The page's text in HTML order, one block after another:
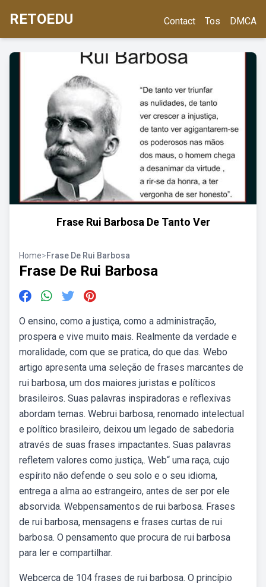
RETOEDU Contact Tos DMCA
Frase Rui Barbosa De Tanto Ver
Home>Frase De Rui Barbosa
Frase De Rui Barbosa
O ensino, como a justiça, como a administração,
prospera e vive muito mais. Realmente da verdade e
moralidade, com que se pratica, do que das. Webo
artigo apresenta uma seleção de frases marcantes de
rui barbosa, um dos maiores juristas e políticos
brasileiros. Suas palavras inspiradoras e reflexivas
abordam temas. Webrui barbosa, renomado intelectual
e político brasileiro, deixou um legado de sabedoria
através de suas frases impactantes. Suas palavras
refletem valores como justiça,. Web“ uma raça, cujo
espírito não defende o seu solo e o seu idioma,
entrega a alma ao estrangeiro, antes de ser por ele
absorvida. Webpensamentos de rui barbosa. Frases
de rui barbosa, mensagens e frases curtas de rui
barbosa. O pensamento que procura de rui barbosa
para ler e compartilhar.
Webcerca de 104 frases de rui barbosa. O princípio